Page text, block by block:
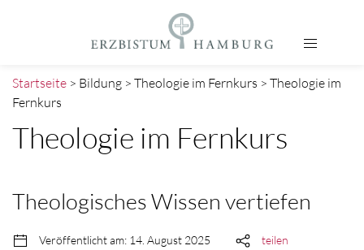
Startseite > Bildung > Theologie im Fernkurs > Theologie im
Fernkurs
Theologie im Fernkurs
Theologisches Wissen vertiefen
Veröffentlicht am: 14. August 2025
teilen